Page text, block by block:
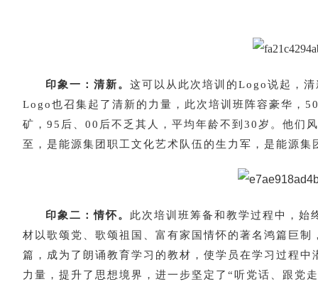
印象一：清新。 这可以从此次培训的Logo说起，
Logo也召集起了清新的力量，此次培训班阵容豪华，
矿，95后、00后不乏其人，平均年龄不到30岁。他们
至，是能源集团职工文化艺术队伍的生力军，是能源
印象二：情怀。 此次培训班筹备和教学过程中，始
材以歌颂党、歌颂祖国、富有家国情怀的著名鸿篇巨
篇，成为了朗诵教育学习的教材，使学员在学习过程
力量，提升了思想境界，进一步坚定了“听党话、跟党